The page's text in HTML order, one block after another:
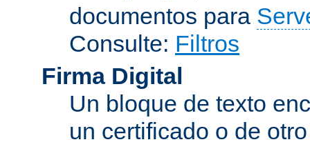
documentos para
Consulte: Filtros
Firma Digital
Un bloque de texto
un certificado o de